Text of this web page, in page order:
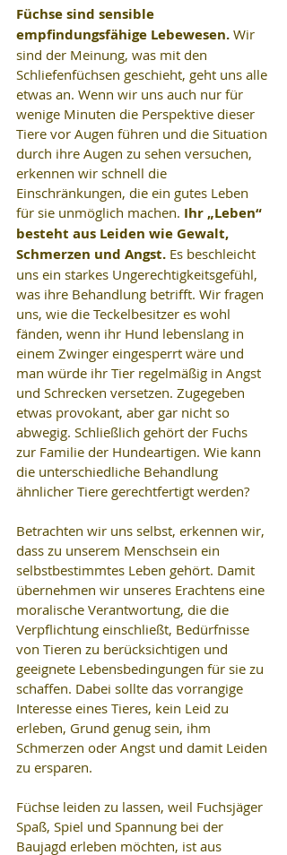
Füchse sind sensible
empfindungsfähige Lebewesen. Wir
sind der Meinung, was mit den
Schliefenfüchsen geschieht, geht uns alle
etwas an. Wenn wir uns auch nur für
wenige Minuten die Perspektive dieser
Tiere vor Augen führen und die Situation
durch ihre Augen zu sehen versuchen,
erkennen wir schnell die
Einschränkungen, die ein gutes Leben
für sie unmöglich machen. Ihr „Leben“
besteht aus Leiden wie Gewalt,
Schmerzen und Angst. Es beschleicht
uns ein starkes Ungerechtigkeitsgefühl,
was ihre Behandlung betrifft. Wir fragen
uns, wie die Teckelbesitzer es wohl
fänden, wenn ihr Hund lebenslang in
einem Zwinger eingesperrt wäre und
man würde ihr Tier regelmäßig in Angst
und Schrecken versetzen. Zugegeben
etwas provokant, aber gar nicht so
abwegig. Schließlich gehört der Fuchs
zur Familie der Hundeartigen. Wie kann
die unterschiedliche Behandlung
ähnlicher Tiere gerechtfertigt werden?
Betrachten wir uns selbst, erkennen wir,
dass zu unserem Menschsein ein
selbstbestimmtes Leben gehört. Damit
übernehmen wir unseres Erachtens eine
moralische Verantwortung, die die
Verpflichtung einschließt, Bedürfnisse
von Tieren zu berücksichtigen und
geeignete Lebensbedingungen für sie zu
schaffen. Dabei sollte das vorrangige
Interesse eines Tieres, kein Leid zu
erleben, Grund genug sein, ihm
Schmerzen oder Angst und damit Leiden
zu ersparen.
Füchse leiden zu lassen, weil Fuchsjäger
Spaß, Spiel und Spannung bei der
Baujagd erleben möchten, ist aus